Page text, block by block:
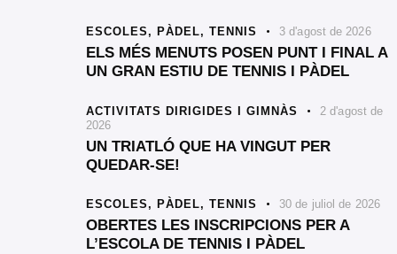
ESCOLES, PÀDEL, TENNIS 3 d'agost de 2026
ELS MÉS MENUTS POSEN PUNT I FINAL A
UN GRAN ESTIU DE TENNIS I PÀDEL
ACTIVITATS DIRIGIDES I GIMNÀS
2 d'agost de
2026
UN TRIATLÓ QUE HA VINGUT PER
QUEDAR-SE!
ESCOLES, PÀDEL, TENNIS 30 de juliol de 2026
OBERTES LES INSCRIPCIONS PER A
L’ESCOLA DE TENNIS I PÀDEL